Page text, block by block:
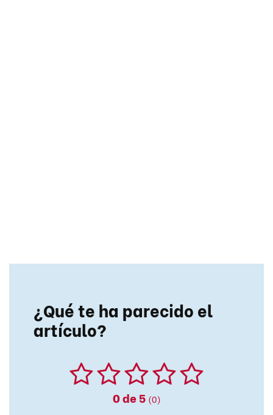
¿Qué te ha parecido el
artículo?
0de 5 (0)